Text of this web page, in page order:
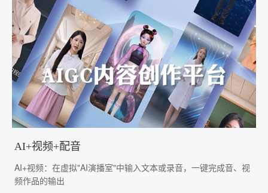
AI+视频+配音
AI+视频：在虚拟"AI演播室"中输入文本或录音，一键完成音、视
频作品的输出